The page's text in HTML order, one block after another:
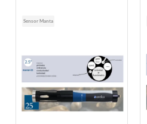
Sensor Manta